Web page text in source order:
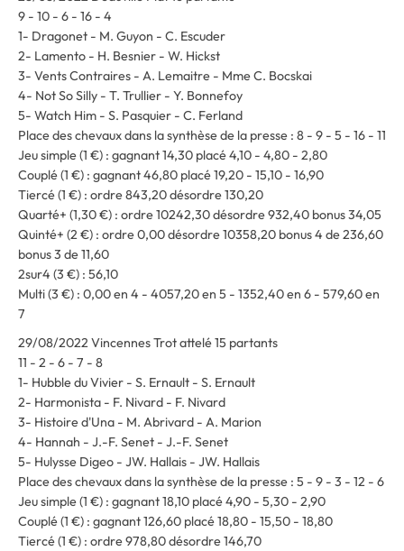
9 - 10 - 6 - 16 - 4
1- Dragonet - M. Guyon - C. Escuder
2- Lamento - H. Besnier - W. Hickst
3- Vents Contraires - A. Lemaitre - Mme C. Bocskai
4- Not So Silly - T. Trullier - Y. Bonnefoy
5- Watch Him - S. Pasquier - C. Ferland
Place des chevaux dans la synthèse de la presse : 8 - 9 - 5 - 16 - 11
Jeu simple (1 €) : gagnant 14,30 placé 4,10 - 4,80 - 2,80
Couplé (1 €) : gagnant 46,80 placé 19,20 - 15,10 - 16,90
Tiercé (1 €) : ordre 843,20 désordre 130,20
Quarté+ (1,30 €) : ordre 10242,30 désordre 932,40 bonus 34,05
Quinté+ (2 €) : ordre 0,00 désordre 10358,20 bonus 4 de 236,60
bonus 3 de 11,60
2sur4 (3 €) : 56,10
Multi (3 €) : 0,00 en 4 - 4057,20 en 5 - 1352,40 en 6 - 579,60 en
7
29/08/2022 Vincennes Trot attelé 15 partants
11 - 2 - 6 - 7 - 8
1- Hubble du Vivier - S. Ernault - S. Ernault
2- Harmonista - F. Nivard - F. Nivard
3- Histoire d'Una - M. Abrivard - A. Marion
4- Hannah - J.-F. Senet - J.-F. Senet
5- Hulysse Digeo - JW. Hallais - JW. Hallais
Place des chevaux dans la synthèse de la presse : 5 - 9 - 3 - 12 - 6
Jeu simple (1 €) : gagnant 18,10 placé 4,90 - 5,30 - 2,90
Couplé (1 €) : gagnant 126,60 placé 18,80 - 15,50 - 18,80
Tiercé (1 €) : ordre 978,80 désordre 146,70